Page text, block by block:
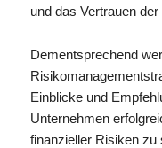
und das Vertrauen
Dementsprechend
Einblicke und
Unternehmen
finanzieller Risiken zu